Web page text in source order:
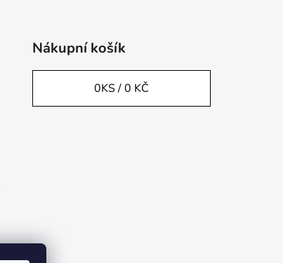
Nákupní košík
0KS /0 KČ